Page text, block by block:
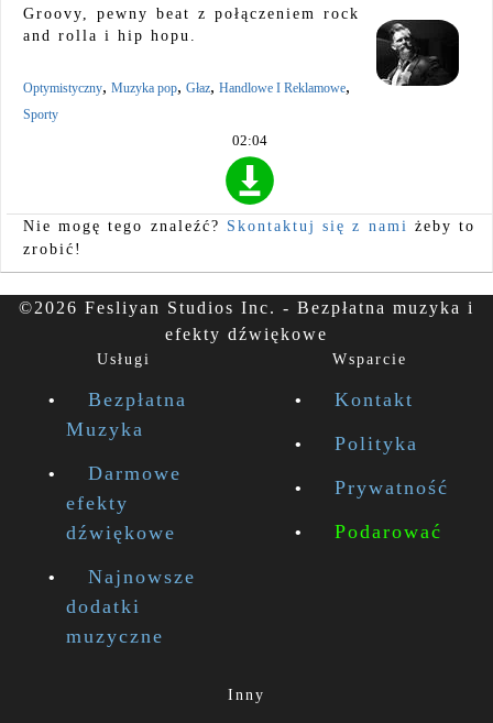
Groovy, pewny beat z połączeniem rock
and rolla i hip hopu.
Optymistyczny, Muzyka pop, Głaz, Handlowe I Reklamowe,
Sporty
02:04
Nie mogę tego znaleźć? Skontaktuj się z nami żeby to
zrobić!
©2026 Fesliyan Studios Inc. - Bezpłatna muzyka i
efekty dźwiękowe
Usługi
Bezpłatna
Muzyka
Darmowe
efekty
dźwiękowe
Najnowsze
dodatki
muzyczne
Wsparcie
Kontakt
Polityka
Prywatność
Podarować
Inny